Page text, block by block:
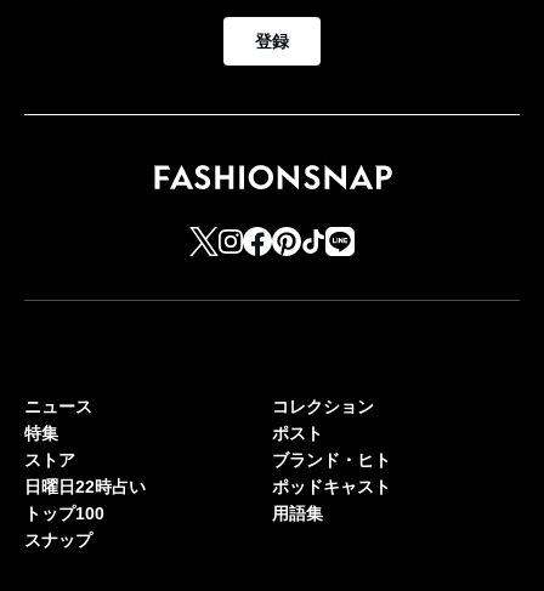
登録
ニュース
特集
ストア
日曜日22時占い
トップ100
スナップ
コレクション
ポスト
ブランド・ヒト
ポッドキャスト
用語集